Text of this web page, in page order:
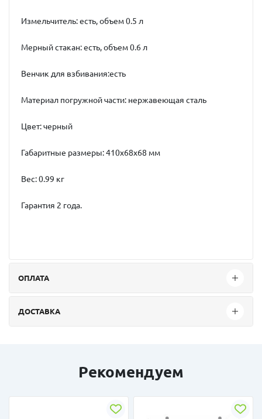
Измельчитель: есть, объем 0.5 л
Мерный стакан: есть, объем 0.6 л
Венчик для взбивания:есть
Материал погружной части: нержавеющая сталь
Цвет: черный
Габаритные размеры: 410x68x68 мм
Вес: 0.99 кг
Гарантия 2 года.
ОПЛАТА
ДОСТАВКА
Рекомендуем